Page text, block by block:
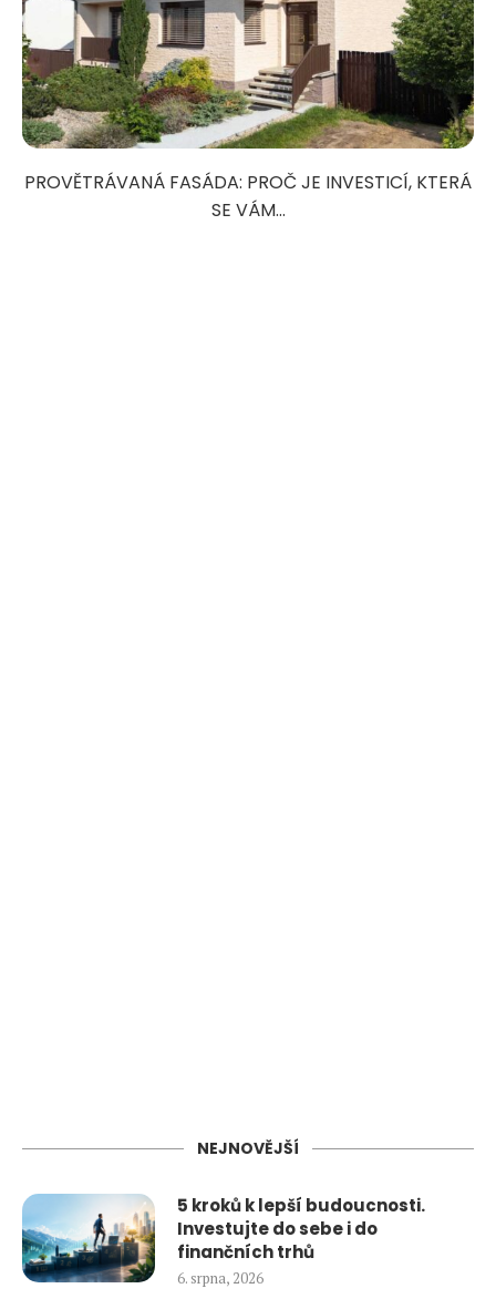
PROVĚTRÁVANÁ FASÁDA: PROČ JE INVESTICÍ, KTERÁ
SE VÁM...
NEJNOVĚJŠÍ
5 kroků k lepší budoucnosti.
Investujte do sebe i do
finančních trhů
6. srpna, 2026